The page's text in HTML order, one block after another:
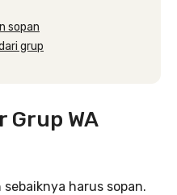
sopan
grup
Grup WA
harus sopan.